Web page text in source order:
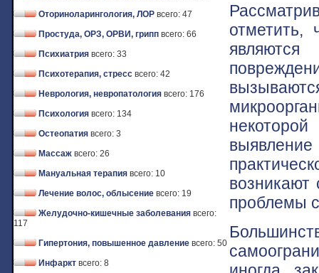
Оториноларингология, ЛОР всего: 47
Простуда, ОРЗ, ОРВИ, грипп всего: 66
Психиатрия всего: 33
Психотерапия, стресс всего: 42
Неврология, невропатология всего: 176
Психология всего: 134
Остеопатия всего: 3
Массаж всего: 26
Мануальная терапия всего: 10
Лечение волос, облысение всего: 19
Желудочно-кишечные заболевания всего:
117
Гипертония, повышенное давление всего: 50
Инфаркт всего: 8
отметить,
возникают
проблемы